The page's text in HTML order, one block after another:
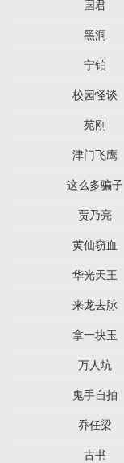
国君
黑洞
宁铂
校园怪谈
苑刚
津门飞鹰
这么多骗子
贾乃亮
黄仙窃血
华光天王
来龙去脉
拿一块玉
万人坑
鬼手自拍
乔任梁
古书